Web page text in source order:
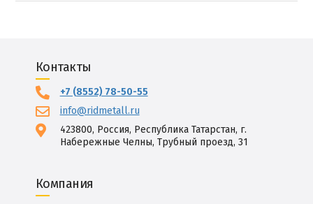
Контакты
+7 (8552) 78-50-55
info@ridmetall.ru
423800, Россия, Республика Татарстан, г.
Набережные Челны, Трубный проезд, 31
Компания